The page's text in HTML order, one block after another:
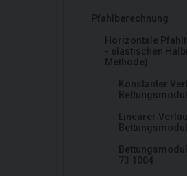
Pfahlberechnung
Horizontale
- elastischen
Methode)
Konstanter
Linearer
73 1004